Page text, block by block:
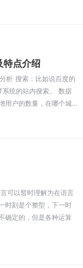
点介绍
析 搜索：比如说百度的
统的站内搜索。 数据
用户的数量，在哪个城...
可以暂时理解为在语言
时刻是个整型，下一时
确定的，但是各种运算